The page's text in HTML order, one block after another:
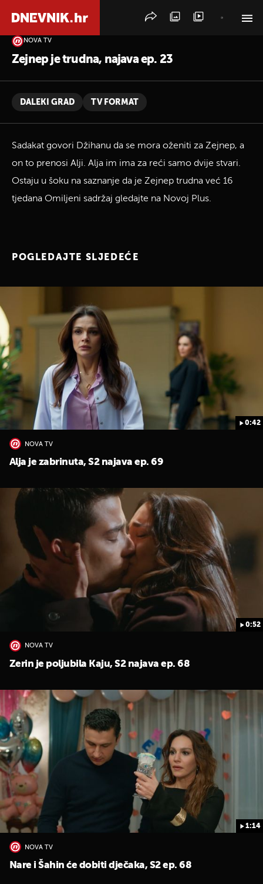
NOVA TV
Zejnep je trudna, najava ep. 23
DALEKI GRAD TV FORMAT
Sadakat govori Džihanu da se mora oženiti za Zejnep, a
on to prenosi Alji. Alja im ima za reći samo dvije stvari.
Ostaju u šoku na saznanje da je Zejnep trudna već 16
tjedana Omiljeni sadržaj gledajte na Novoj Plus.
POGLEDAJTE SLJEDEĆE
0:42
NOVA TV
Alja je zabrinuta, S2 najava ep. 69
0:52
NOVA TV
Zerin je poljubila Kaju, S2 najava ep. 68
1:14
NOVA TV
Nare i Šahin će dobiti dječaka, S2 ep. 68
PRETRAŽITE VIJESTI